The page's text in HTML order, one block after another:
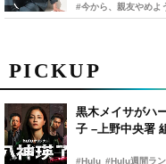
PICKUP
黒木メイサがハ
子 –上野中央署
#Hulu #Hulu週間ラ
#今から、親友やめよ